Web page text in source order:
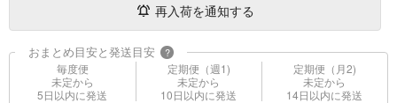
再入荷を通知する
おまとめ目安と発送目安 ?
毎度便
未定から
5日以内に発送
定期便（週1)
未定から
10日以内に発送
定期便（月2)
未定から
14日以内に発送